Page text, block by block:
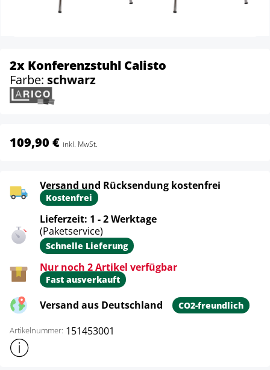
2x Konferenzstuhl Calisto
Farbe: schwarz
109,90 € inkl. MwSt.
Versand und Rücksendung kostenfrei
Kostenfrei
Lieferzeit: 1 - 2 Werktage
(Paketservice)
Schnelle Lieferung
Nur noch 2 Artikel verfügbar
Fast ausverkauft
Versand aus Deutschland CO2-freundlich
Artikelnummer: 151453001
Weitere Produktinformationen anzeigen